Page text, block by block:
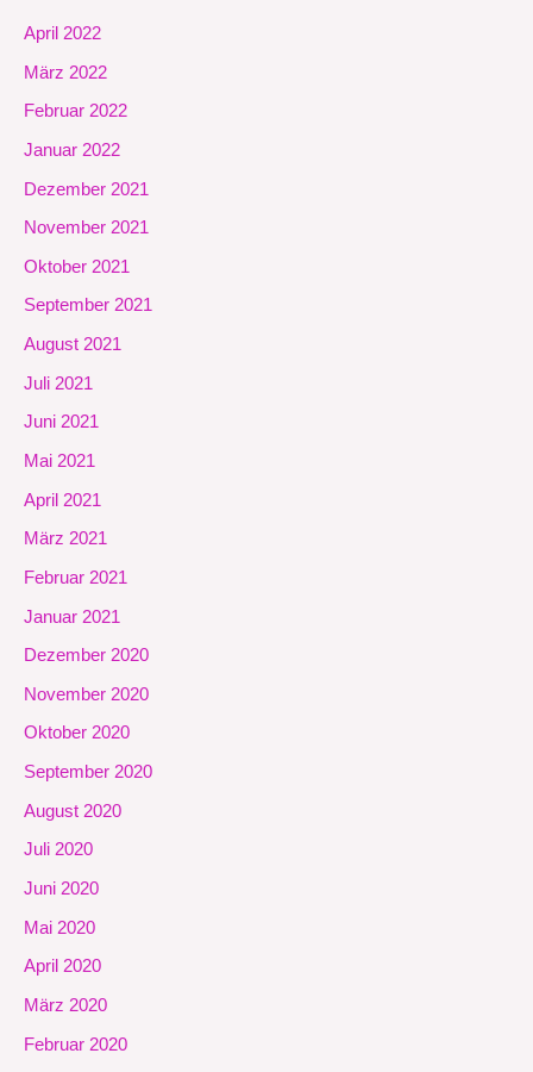
April 2022
März 2022
Februar 2022
Januar 2022
Dezember 2021
November 2021
Oktober 2021
September 2021
August 2021
Juli 2021
Juni 2021
Mai 2021
April 2021
März 2021
Februar 2021
Januar 2021
Dezember 2020
November 2020
Oktober 2020
September 2020
August 2020
Juli 2020
Juni 2020
Mai 2020
April 2020
März 2020
Februar 2020